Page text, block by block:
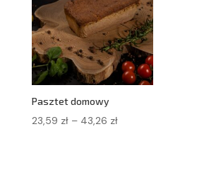
32,40 zł
Pasztet domowy
23,59 zł – 43,26 złZakres